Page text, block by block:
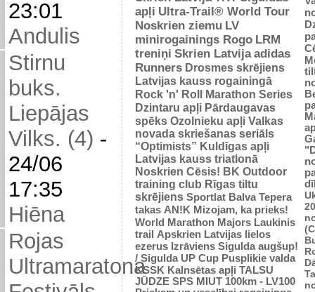
23:01
Andulis
Stirnu
buks.
Liepājas
Vilks. (4) -
24/06
17:35
Hiēna
Rojas
Ultramaratona
apļi Ultra-Trail® World Tour
Noskrien ziemu LV
minirogainings Rogo LRM
treniņi Skrien Latvija adidas
Runners Drosmes skrējiens
Latvijas kauss rogainingā
Rock 'n' Roll Marathon Series
Dzintaru apļi Pārdaugavas
spēks Ozolnieku apļi Valkas
novada skriešanas seriāls
“Optimists” Kuldīgas apļi
Latvijas kauss triatlonā
Noskrien Cēsis! BK Outdoor
training club Rīgas tiltu
skrējiens Sportlat Balva Tepera
takas AN!K Mizojam, ka prieks!
World Marathon Majors Laukinis
trail Apskrien Latvijas lielos
ezerus Izrāviens Sigulda augšup!
/ Sigulda UP Cup Pusplikie valda
KSSK Kalnsētas apļi TALSU
JŪDZE SPS MIUT 100km - LV100